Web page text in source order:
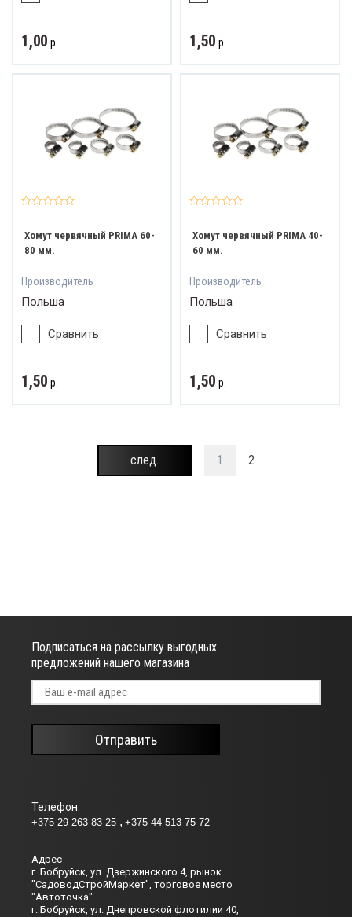
1,00 р. 1,50 р.
Хомут червячный PRIMA 60-
80 мм.
Производитель
Польша
Сравнить
1,50 р.
Хомут червячный PRIMA 40-
60 мм.
Производитель
Польша
Сравнить
1,50 р.
1 2
след.
Телефон:
+375 29 263-83-25 +375 44 513-75-72
Адрес
г. Бобруйск, ул. Дзержинского 4, рынок
"СадоводСтройМаркет", торговое место
"Автоточка"
г. Бобруйск, ул. Днепровской флотилии 40,
Подписаться на рассылку выгодных
предложений нашего магазина
Отправить